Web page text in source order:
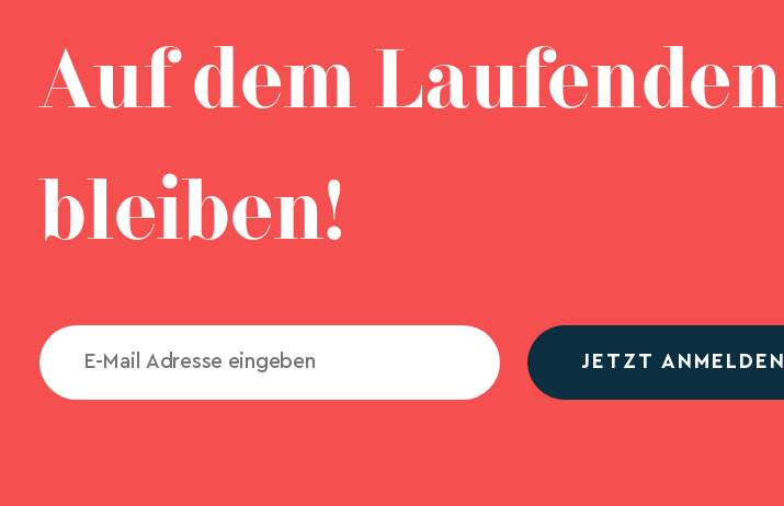
Auf dem Laufenden
bleiben!
JETZT ANMELDEN